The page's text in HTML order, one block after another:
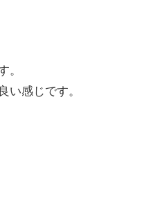
。
い感じです。